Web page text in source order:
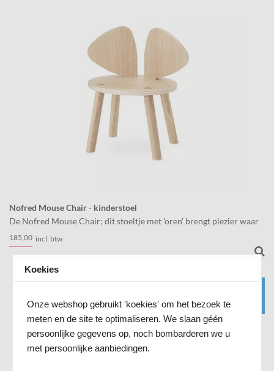
Nofred Mouse Chair - kinderstoel
De Nofred Mouse Chair; dit stoeltje met 'oren' brengt plezier waar
je 'm ook neerzet! Dit is de peuter uitvoering.
185,00 incl. btw
Koekies
Onze webshop gebruikt 'koekies' om het bezoek te
meten en de site te optimaliseren. We slaan géén
persoonlijke gegevens op, noch bombarderen we u
met persoonlijke aanbiedingen.